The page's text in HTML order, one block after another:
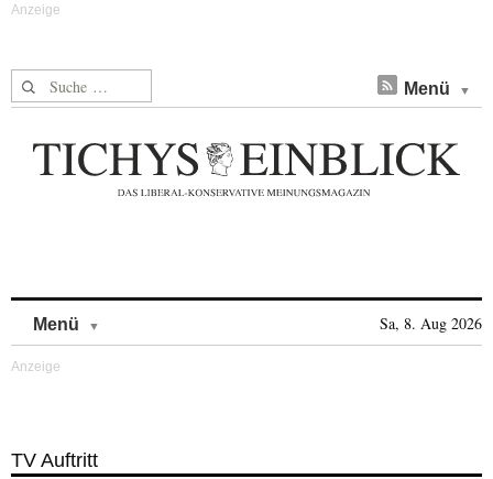
Suche nach: Menü
Menü Sa, 8. Aug 2026
TV Auftritt